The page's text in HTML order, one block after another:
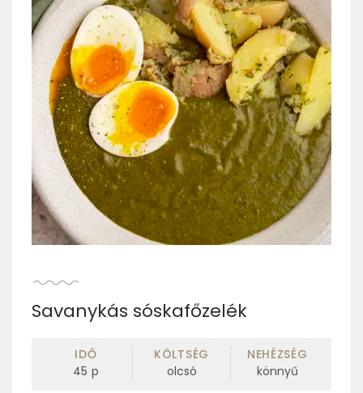
Savanykás sóskafőzelék
IDŐ
45 p
KÖLTSÉG
olcsó
NEHÉZSÉG
könnyű